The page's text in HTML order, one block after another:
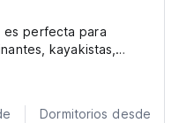
es perfecta para
kayakistas,
Dormitorios desde